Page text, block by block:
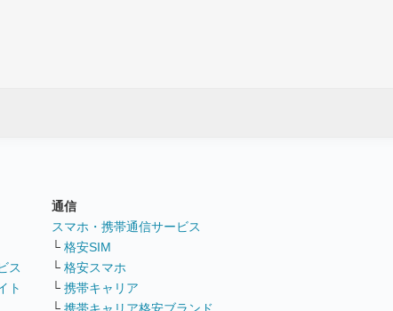
ス
ト
通信
スマホ・携帯通信サービス
└ 格安SIM
└ 格安スマホ
└ 携帯キャリア